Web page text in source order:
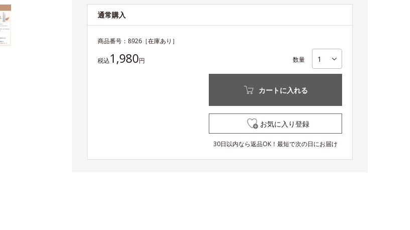
通常購入
商品番号： 8926 ［在庫あり］
税込1,980円 数量
カートに入れる
お気に入り登録
30日以内なら返品OK！最短で次の日にお届け